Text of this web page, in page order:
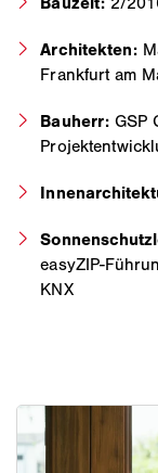
Architekten:
Frankfurt am
Bauherr: GSP
easyZIP-
KNX